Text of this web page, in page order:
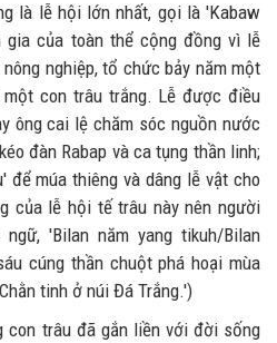
là lễ hội lớn nhất, gọi là 'Kabaw
gia của toàn thể cộng đồng vì lễ
nghiệp, tổ chức bảy năm một
con trâu trắng. Lễ được điều
ông cai lệ chăm sóc nguồn nước
đàn Rabap và ca tụng thần linh;
để múa thiêng và dâng lễ vật cho
của lễ hội tế trâu này nên người
'Bilan năm yang tikuh/Bilan
cúng thần chuột phá hoại mùa
tinh ở núi Đá Trắng.')
con trâu đã gắn liền với đời sống